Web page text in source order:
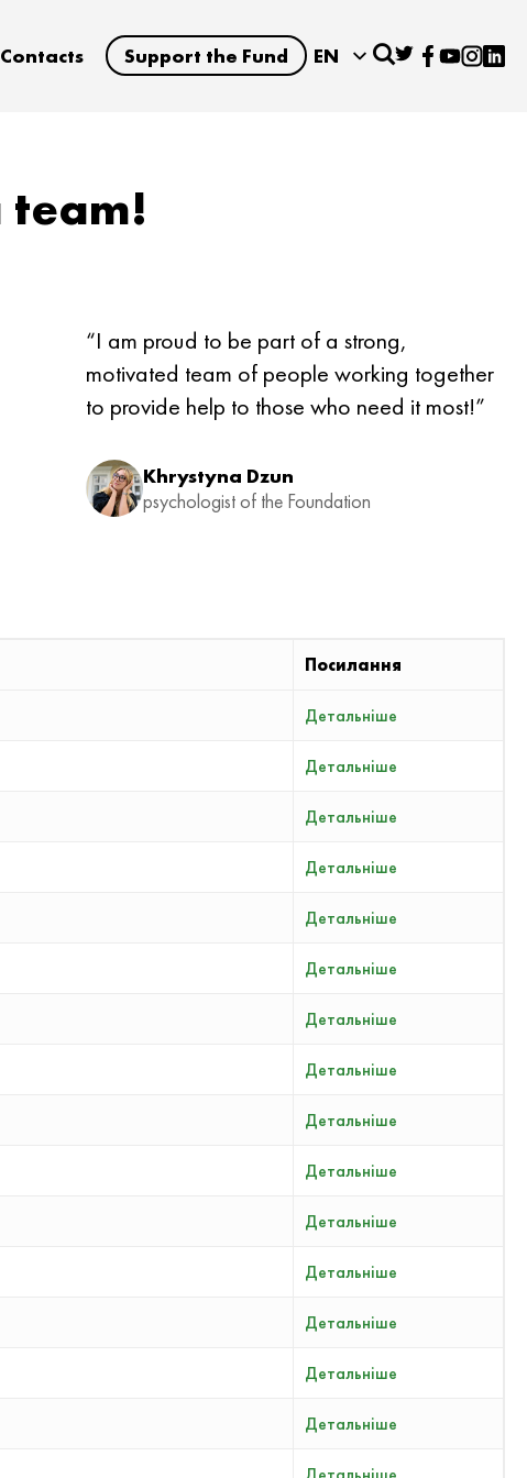
Contacts Support the Fund EN
team!
“I am proud to be part of a strong,
motivated team of people working together
to provide help to those who need it most!”
Khrystyna Dzun
psychologist of the Foundation
Посилання
Детальніше
Детальніше
Детальніше
Детальніше
Детальніше
Детальніше
Детальніше
Детальніше
Детальніше
Детальніше
Детальніше
Детальніше
Детальніше
Детальніше
Детальніше